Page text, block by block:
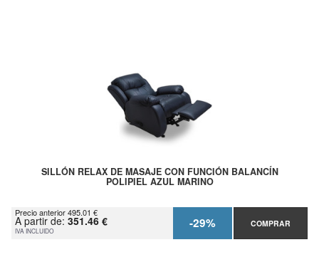
SILLÓN RELAX DE MASAJE CON FUNCIÓN BALANCÍN
POLIPIEL AZUL MARINO
Precio anterior 495.01 €
A partir de: 351.46 €
IVA INCLUIDO -29% COMPRAR